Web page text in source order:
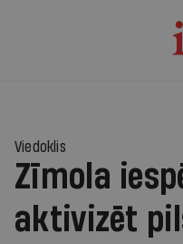
Viedoklis
Zīmola
aktivizēt